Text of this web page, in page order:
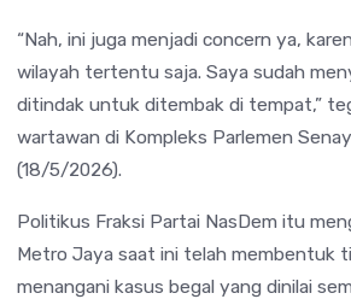
“Nah, ini juga menjadi concern ya,
wilayah tertentu saja. Saya sudah
ditindak untuk ditembak di tempat,”
wartawan di Kompleks Parlemen
(18/5/2026).
Politikus Fraksi Partai NasDem itu
Metro Jaya saat ini telah membentuk
menangani kasus begal yang dinilai